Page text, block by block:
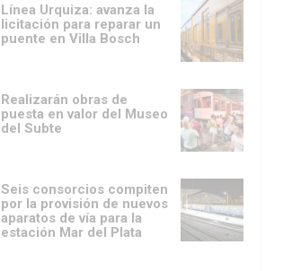
Línea Urquiza: avanza la
licitación para reparar un
puente en Villa Bosch
Realizarán obras de
puesta en valor del Museo
del Subte
Seis consorcios compiten
por la provisión de nuevos
aparatos de vía para la
estación Mar del Plata